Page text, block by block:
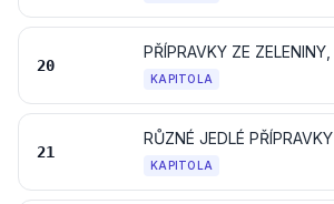
20
KAPITOLA
21
RŮZNÉ JEDLÉ PŘÍPRAVKY
KAPITOLA